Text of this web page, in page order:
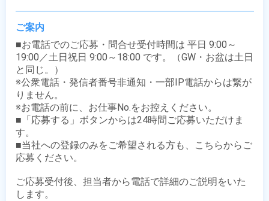
ご案内
■お電話でのご応募・問合せ受付時間は 平日 9:00～
19:00／土日祝日 9:00～18:00 です。（GW・お盆は土日
と同じ。）
※公衆電話・発信者番号非通知・一部IP電話からは繋が
りません。
※お電話の前に、お仕事No.をお控えください。
■「応募する」ボタンからは24時間ご応募いただけま
す。
■当社への登録のみをご希望される方も、こちらからご
応募ください。
ご応募受付後、担当者から電話で詳細のご説明をいた
します。